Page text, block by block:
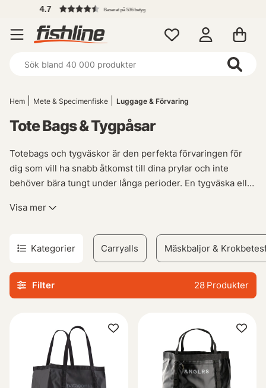
Hem Mete & Specimenfiske Luggage & Förvaring
Tote Bags & Tygpåsar
Totebags och tygväskor är den perfekta förvaringen för
dig som vill ha snabb åtkomst till dina prylar och inte
behöver bära tungt under långa perioder. En tygväska eller
hålla ordning på dina tillhörigheter samtidigt som den
Visa mer
Kategorier Carryalls Mäskbaljor &
Filter 28 Produkter